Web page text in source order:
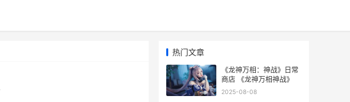
热门文章
《龙神万相：神战》日常
商店 《龙神万相神战》
2025-08-08